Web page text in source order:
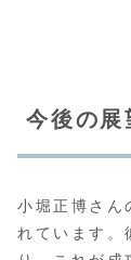
今後の展
小堀正博さん
れています。